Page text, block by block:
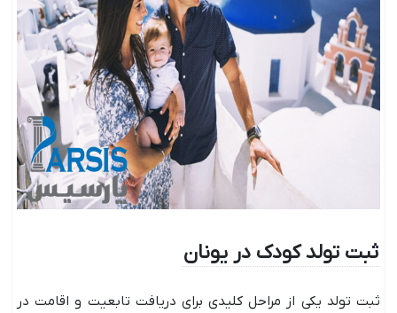
ثبت تولد کودک در یونان
ثبت تولد یکی از مراحل کلیدی برای دریافت تابعیت و اقامت در